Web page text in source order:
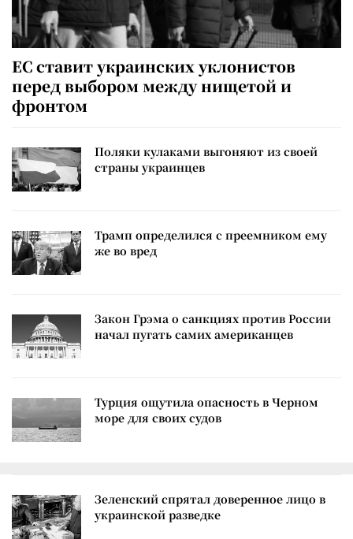
ЕС ставит украинских уклонистов
перед выбором между нищетой и
фронтом
Поляки кулаками выгоняют из своей
страны украинцев
Трамп определился с преемником ему
же во вред
Закон Грэма о санкциях против России
начал пугать самих американцев
Турция ощутила опасность в Черном
море для своих судов
Зеленский спрятал доверенное лицо в
украинской разведке